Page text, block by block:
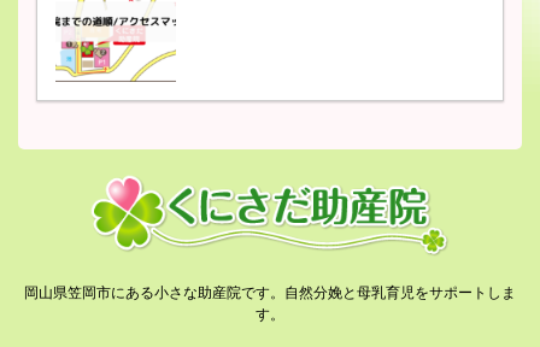
岡山県笠岡市にある小さな助産院です。自然分娩と母乳育児をサポートしま
す。